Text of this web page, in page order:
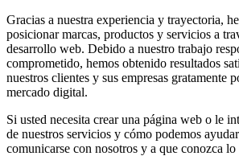
Gracias a nuestra experiencia y trayectoria,
posicionar marcas, productos y servicios a
desarrollo web. Debido a nuestro trabajo
comprometido, hemos obtenido resultados
nuestros clientes y sus empresas gratamente
mercado digital.
Si usted necesita crear una página web o le
de nuestros servicios y cómo podemos
comunicarse con nosotros y a que conozca lo